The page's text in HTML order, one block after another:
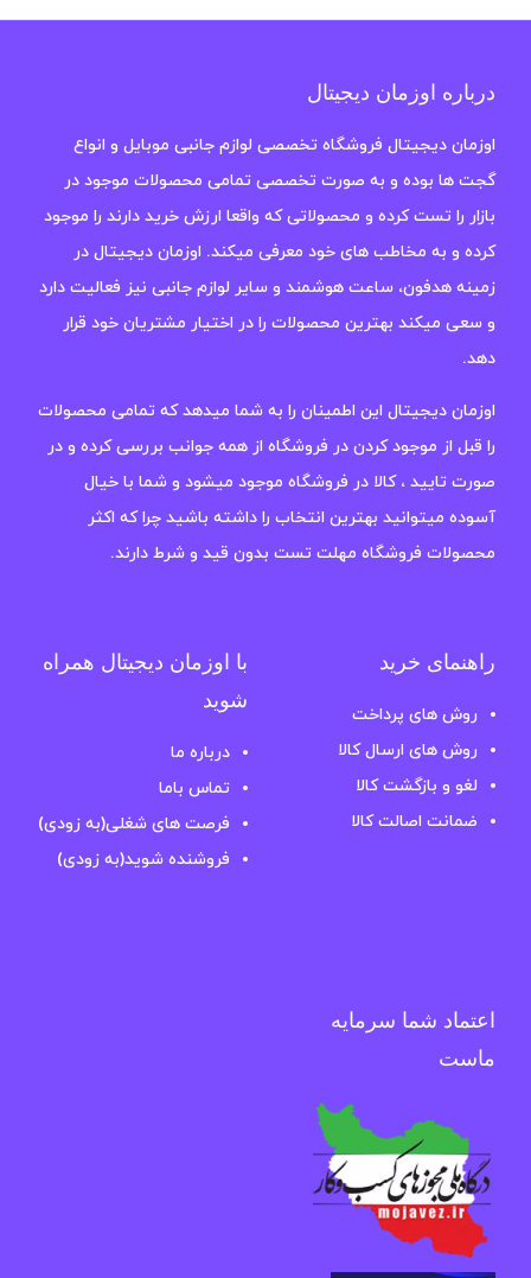
درباره اوزمان دیجیتال
اوزمان دیجیتال فروشگاه تخصصی لوازم جانبی موبایل و انواع
گجت ها بوده و به صورت تخصصی تمامی محصولات موجود در
بازار را تست کرده و محصولاتی که واقعا ارزش خرید دارند را موجود
کرده و به مخاطب های خود معرفی میکند. اوزمان دیجیتال در
زمینه هدفون، ساعت هوشمند و سایر لوازم جانبی نیز فعالیت دارد
و سعی میکند بهترین محصولات را در اختیار مشتریان خود قرار
دهد.
اوزمان دیجیتال این اطمینان را به شما میدهد که تمامی محصولات
را قبل از موجود کردن در فروشگاه از همه جوانب بررسی کرده و در
صورت تایید ، کالا در فروشگاه موجود میشود و شما با خیال
آسوده میتوانید بهترین انتخاب را داشته باشید چرا که اکثر
محصولات فروشگاه مهلت تست بدون قید و شرط دارند.
راهنمای خرید
روش های پرداخت
روش های ارسال کالا
لغو و بازگشت کالا
ضمانت اصالت کالا
با اوزمان دیجیتال همراه
شوید
درباره ما
تماس باما
فرصت های شغلی(به زودی)
فروشنده شوید(به زودی)
اعتماد شما سرمایه
ماست